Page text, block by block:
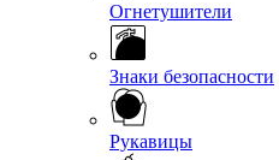
Огнетушители
Знаки безопасности
Рукавицы